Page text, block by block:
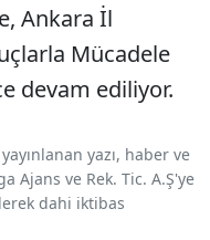
Ankara İl
Mücadele
devam ediliyor.
yazı, haber ve
Ajans ve Rek. Tic. A.Ş'ye
dahi iktibas